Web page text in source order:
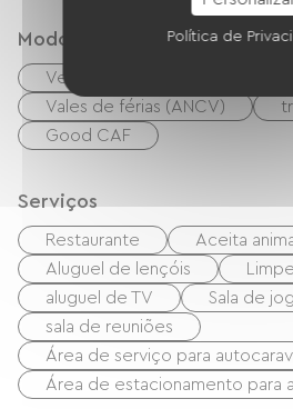
Modos de paiement
Verificações
Vales de férias (ANCV)
Good CAF
Serviços
Restaurante
Aceita
Aluguel de lençóis
aluguel de TV
Sala de
sala de reuniões
Área de serviço para
Área de estacionamento para
Política de